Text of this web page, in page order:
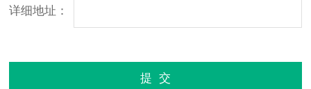
详细地址：